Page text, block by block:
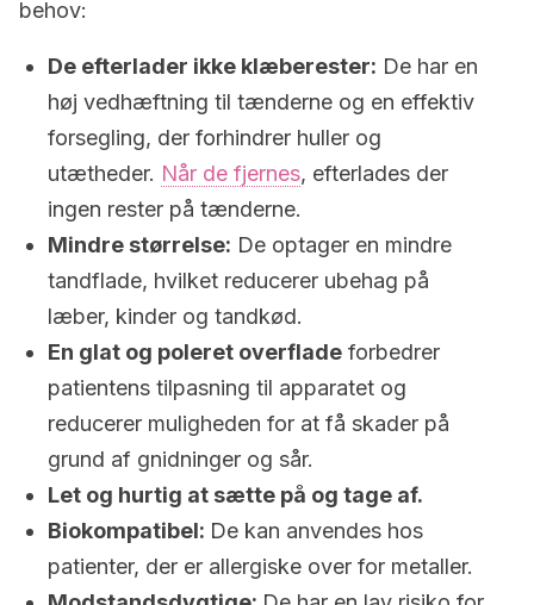
behov:
De efterlader ikke klæberester: De har en
høj vedhæftning til tænderne og en effektiv
forsegling, der forhindrer huller og
utætheder. Når de fjernes, efterlades der
ingen rester på tænderne.
Mindre størrelse: De optager en mindre
tandflade, hvilket reducerer ubehag på
læber, kinder og tandkød.
En glat og poleret overflade forbedrer
patientens tilpasning til apparatet og
reducerer muligheden for at få skader på
grund af gnidninger og sår.
Let og hurtig at sætte på og tage af.
Biokompatibel: De kan anvendes hos
patienter, der er allergiske over for metaller.